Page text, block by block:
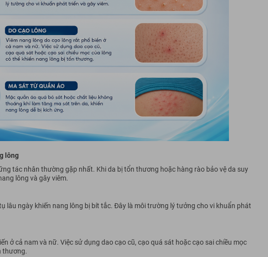
lông
tác nhân thường gặp nhất. Khi da bị tổn thương hoặc hàng rào bảo vệ da suy
lông và gây viêm.
lâu ngày khiến nang lông bị bít tắc. Đây là môi trường lý tưởng cho vi khuẩn phát
ở cả nam và nữ. Việc sử dụng dao cạo cũ, cạo quá sát hoặc cạo sai chiều mọc
thương.